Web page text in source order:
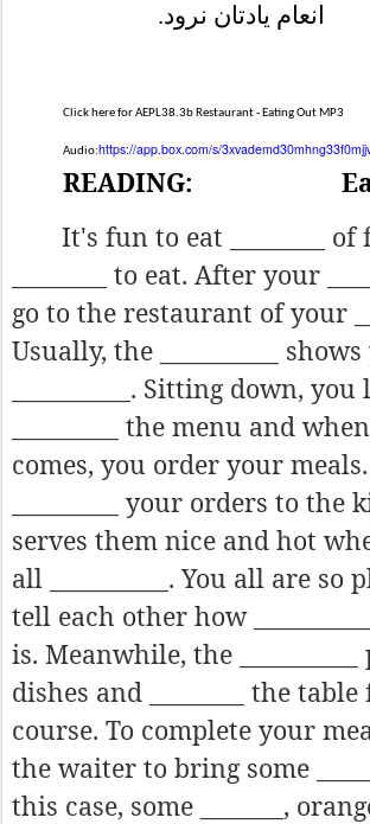
انعام یادتان نرود.
Click here for AEPL38.3b Restaurant - Eating Out MP3
Audio:https://app.box.com/s/
READING:
It's fun to eat ________ of
________ to eat. After your
go to the restaurant of your
Usually, the __________
__________. Sitting down, you
_________ the menu and when
comes, you order your
_________ your orders to the
serves them nice and hot
all __________. You all are so
tell each other how
is. Meanwhile, the
dishes and ________ the
course. To complete your
the waiter to bring some
this case, some _______,